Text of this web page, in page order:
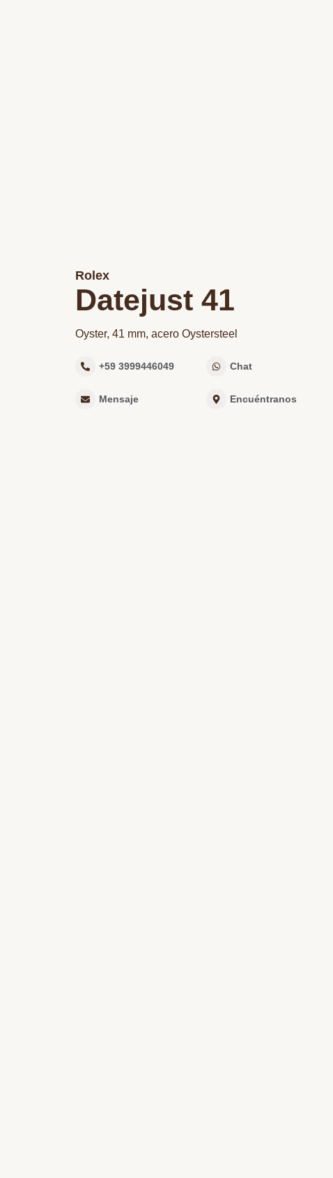
Rolex
Datejust 41
Oyster, 41 mm, acero Oystersteel
+59 3999446049
Mensaje
Chat
Encuéntranos